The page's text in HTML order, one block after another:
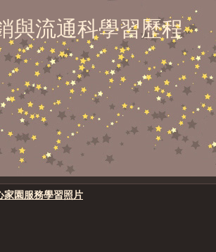
與流通科學習歷程
家園服務學習照片